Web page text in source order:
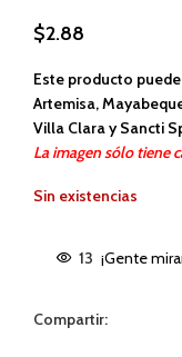
$2.88
Este producto
Artemisa,
Villa Clara y Sancti
La imagen sólo tiene
Sin existencias
13 ¡Gente
Compartir: